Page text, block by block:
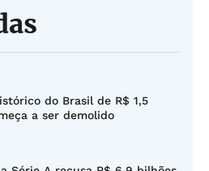
do Brasil de R$ 1,5
a ser demolido